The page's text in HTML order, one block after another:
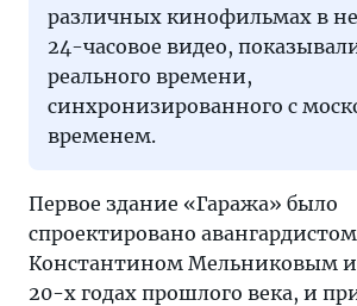
различных кинофильмах в
24-часовое видео,
реального времени,
синхронизированного с
временем.
Первое здание «Гаража» было
спроектировано авангардистом
Константином Мельниковым и
20-х годах прошлого века, и